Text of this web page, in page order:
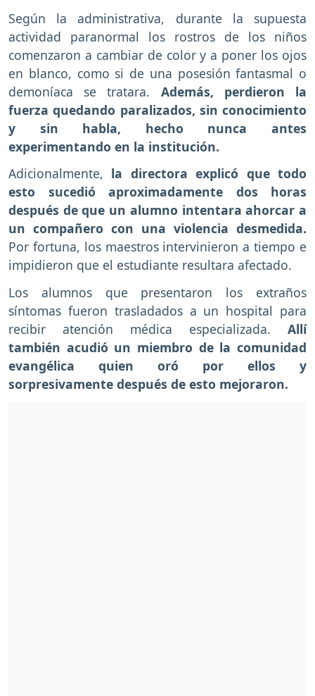
Según la administrativa, durante la supuesta
actividad paranormal los rostros de los niños
comenzaron a cambiar de color y a poner los ojos
en blanco, como si de una posesión fantasmal o
demoníaca se tratara. Además, perdieron la
fuerza quedando paralizados, sin conocimiento
y sin habla, hecho nunca antes
experimentando en la institución.
Adicionalmente, la directora explicó que todo
esto sucedió aproximadamente dos horas
después de que un alumno intentara ahorcar a
un compañero con una violencia desmedida.
Por fortuna, los maestros intervinieron a tiempo e
impidieron que el estudiante resultara afectado.
Los alumnos que presentaron los extraños
síntomas fueron trasladados a un hospital para
recibir atención médica especializada. Allí
también acudió un miembro de la comunidad
evangélica quien oró por ellos y
sorpresivamente después de esto mejoraron.